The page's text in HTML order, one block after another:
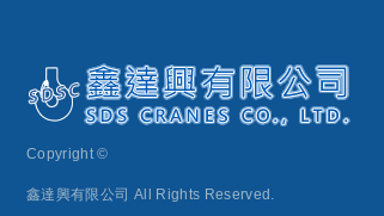
Copyright ©
鑫達興有限公司 All Rights Reserved.